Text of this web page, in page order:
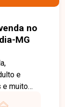
no
MG
e
e muito